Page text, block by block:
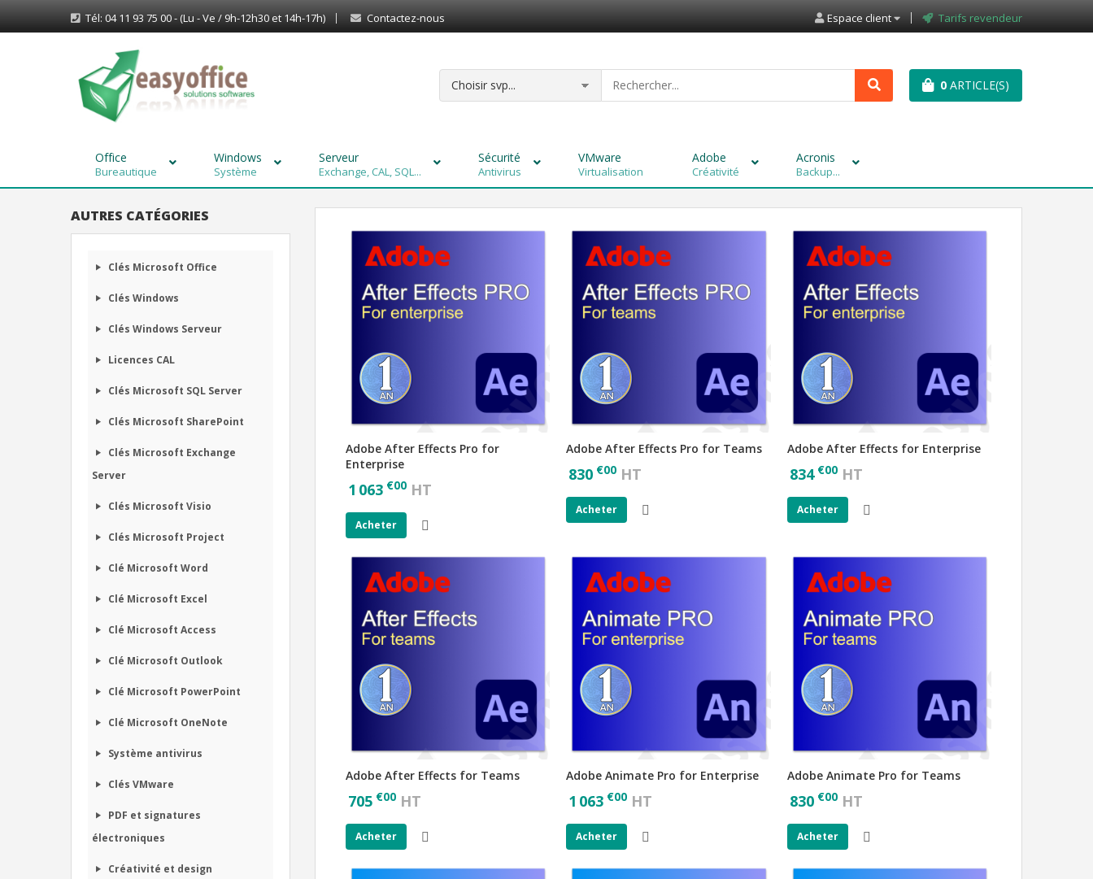
Tél: 04 11 93 75 00 - (Lu - Ve / 9h-12h30 et 14h-17h) Contactez-nous Espace client Tarifs revendeur
0 ARTICLE(S)
Office
Bureautique
Windows
Système
Serveur
Exchange, CAL, SQL...
Sécurité
Antivirus
VMware
Virtualisation
Adobe
Créativité
Acronis
Backup...
AUTRES CATÉGORIES
Clés Microsoft Office
Clés Windows
Clés Windows Serveur
Licences CAL
Clés Microsoft SQL Server
Clés Microsoft SharePoint
Clés Microsoft Exchange
Server
Clés Microsoft Visio
Clés Microsoft Project
Clé Microsoft Word
Clé Microsoft Excel
Clé Microsoft Access
Clé Microsoft Outlook
Clé Microsoft PowerPoint
Clé Microsoft OneNote
Système antivirus
Clés VMware
PDF et signatures
électroniques
Créativité et design
Adobe After Effects Pro for
Enterprise
1 063 €00 HT
Acheter
Adobe After Effects Pro for Teams
830 €00 HT
Acheter
Adobe After Effects for Enterprise
834 €00HT
Acheter
Adobe After Effects for Teams
705 €00 HT
Acheter
Adobe Animate Pro for Enterprise
1 063 €00 HT
Acheter
Adobe Animate Pro for Teams
830€00HT
Acheter